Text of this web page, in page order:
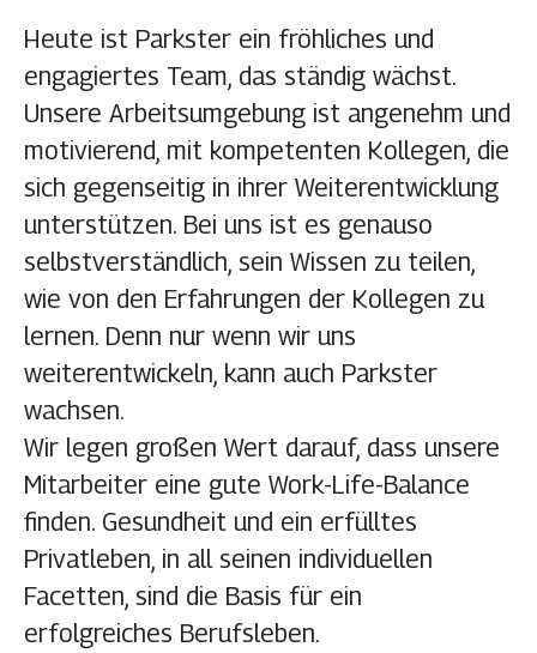
Heute ist Parkster ein fröhliches und
engagiertes Team, das ständig wächst.
Unsere Arbeitsumgebung ist angenehm und
motivierend, mit kompetenten Kollegen, die
sich gegenseitig in ihrer Weiterentwicklung
unterstützen. Bei uns ist es genauso
selbstverständlich, sein Wissen zu teilen,
wie von den Erfahrungen der Kollegen zu
lernen. Denn nur wenn wir uns
weiterentwickeln, kann auch Parkster
wachsen.
Wir legen großen Wert darauf, dass unsere
Mitarbeiter eine gute Work-Life-Balance
finden. Gesundheit und ein erfülltes
Privatleben, in all seinen individuellen
Facetten, sind die Basis für ein
erfolgreiches Berufsleben.